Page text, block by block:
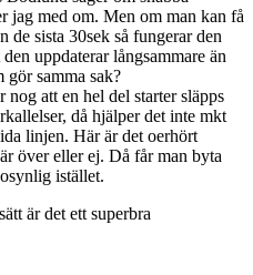
jag med om. Men om man kan få
sista 30sek så fungerar den
uppdaterar långsammare än
gör samma sak?
nog att en hel del starter släpps
då hjälper det inte mkt
linjen. Här är det oerhört
över eller ej. Då får man byta
istället.
är det ett superbra